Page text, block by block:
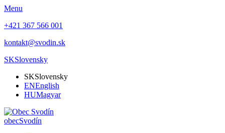
Menu
+421 367 566 001
kontakt@svodin.sk
SKSlovensky
SKSlovensky
ENEnglish
HUMagyar
obecSvodín